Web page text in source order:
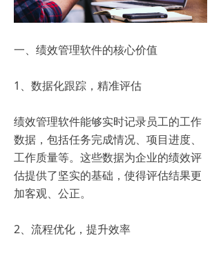
一、绩效管理软件的核心价值
1、数据化跟踪，精准评估
绩效管理软件能够实时记录员工的工作
数据，包括任务完成情况、项目进度、
工作质量等。这些数据为企业的绩效评
估提供了坚实的基础，使得评估结果更
加客观、公正。
2、流程优化，提升效率